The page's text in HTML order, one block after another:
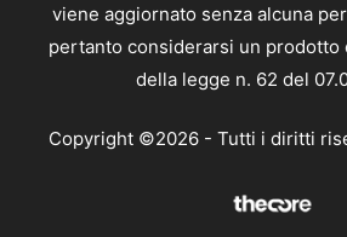
viene aggiornato senza alcuna
pertanto considerarsi un prodotto
della legge n. 62 del
Copyright ©2026 - Tutti i diritti